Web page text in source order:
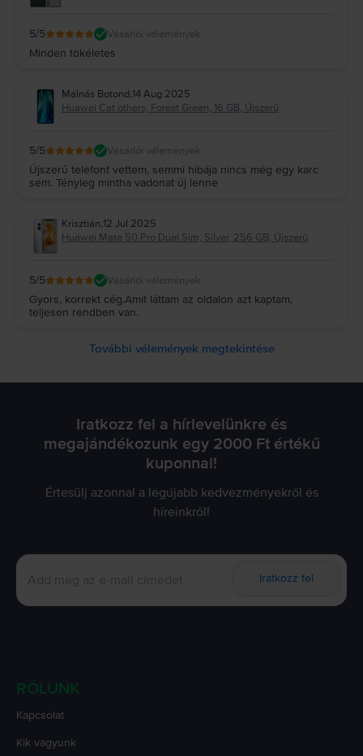
5/5 Vásárlói vélemények
Minden tökéletes
Málnás Botond,14 Aug 2025
Huawei Cat others, Forest Green, 16 GB, Újszerű
5/5 Vásárlói vélemények
Újszerű telefont vettem, semmi hibája nincs még egy karc
sem. Tényleg mintha vadonat új lenne
Krisztián,12 Jul 2025
Huawei Mate 50 Pro Dual Sim, Silver, 256 GB, Újszerű
5/5 Vásárlói vélemények
Gyors, korrekt cég.Amit láttam az oldalon azt kaptam,
teljesen rendben van.
További vélemények megtekintése
Iratkozz fel a hírlevelünkre és
megajándékozunk egy 2000 Ft értékű
kuponnal!
Értesülj azonnal a legújabb kedvezményekről és
híreinkről!
Iratkozz fel
RÓLUNK
Kapcsolat
Kik vagyunk